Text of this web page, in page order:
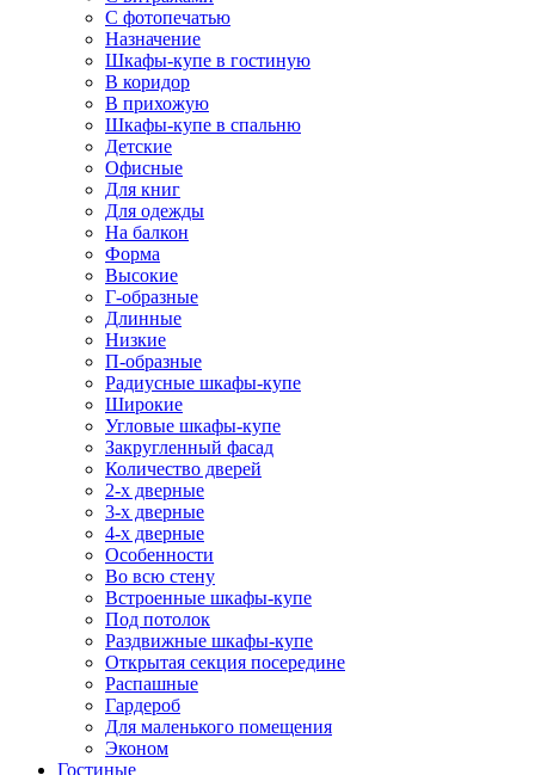
С фотопечатью
Назначение
Шкафы-купе в гостиную
В коридор
В прихожую
Шкафы-купе в спальню
Детские
Офисные
Для книг
Для одежды
На балкон
Форма
Высокие
Г-образные
Длинные
Низкие
П-образные
Радиусные шкафы-купе
Широкие
Угловые шкафы-купе
Закругленный фасад
Количество дверей
2-х дверные
3-х дверные
4-х дверные
Особенности
Во всю стену
Встроенные шкафы-купе
Под потолок
Раздвижные шкафы-купе
Открытая секция посередине
Распашные
Гардероб
Для маленького помещения
Эконом
Гостиные